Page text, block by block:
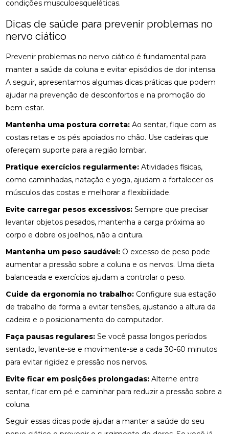
condições musculoesqueléticas.
Dicas de saúde para prevenir problemas no
nervo ciático
Prevenir problemas no nervo ciático é fundamental para
manter a saúde da coluna e evitar episódios de dor intensa.
A seguir, apresentamos algumas dicas práticas que podem
ajudar na prevenção de desconfortos e na promoção do
bem-estar.
Mantenha uma postura correta: Ao sentar, fique com as
costas retas e os pés apoiados no chão. Use cadeiras que
ofereçam suporte para a região lombar.
Pratique exercícios regularmente: Atividades físicas,
como caminhadas, natação e yoga, ajudam a fortalecer os
músculos das costas e melhorar a flexibilidade.
Evite carregar pesos excessivos: Sempre que precisar
levantar objetos pesados, mantenha a carga próxima ao
corpo e dobre os joelhos, não a cintura.
Mantenha um peso saudável: O excesso de peso pode
aumentar a pressão sobre a coluna e os nervos. Uma dieta
balanceada e exercícios ajudam a controlar o peso.
Cuide da ergonomia no trabalho: Configure sua estação
de trabalho de forma a evitar tensões, ajustando a altura da
cadeira e o posicionamento do computador.
Faça pausas regulares: Se você passa longos períodos
sentado, levante-se e movimente-se a cada 30-60 minutos
para evitar rigidez e pressão nos nervos.
Evite ficar em posições prolongadas: Alterne entre
sentar, ficar em pé e caminhar para reduzir a pressão sobre a
coluna.
Seguir essas dicas pode ajudar a manter a saúde do seu
DESCUBRA A ACUPUNTURA RJ: BENEFÍCIOS E
PRÁTICAS
PLANTAR PODE ALIVIAR SUAS DORES
DESCUBRA COMO A QUIROPRAXIA E A
FISIOTERAPIA PODEM TRANSFORMAR SUA SAÚDE
DESCUBRA COMO UM QUIROPRATA PODE
TRANSFORMAR SUA SAÚDE
COMO ESCOLHER A IDEAL
DESCUBRA O PREÇO DA PALMILHA ORTOPÉDICA E
COMO ESCOLHER A MELHOR
DESCUBRA O PREÇO DA PALMILHA PARA PÉ CHATO
E COMO ESCOLHER A IDEAL
DESCUBRA O PREÇO DA PALMILHA SOB MEDIDA: 6
FATORES IMPORTANTES
DESCUBRA O PREÇO DA PALMILHA SOB MEDIDA: 6
FATORES QUE INFLUENCIAM
FASCITE PLANTAR E COMO ESCOLHER A IDEAL
DESCUBRA ONDE FAZER FISIOTERAPIA
RESPIRATÓRIA COM QUALIDADE E SEGURANÇA
DESCUBRA OS BENEFÍCIOS DA ACUPUNTURA RJ
PARA A SUA SAÚDE
DESCUBRA OS BENEFÍCIOS DA ACUPUNTURA RJ
PARA SUA SAÚDE E BEM-ESTAR